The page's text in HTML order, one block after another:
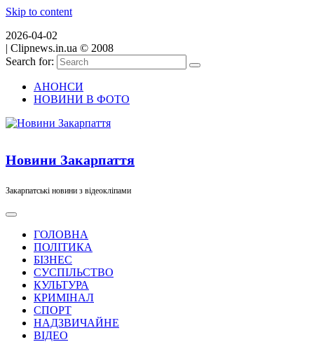
Skip to content
2026-04-02
| Clipnews.in.ua © 2008
Search for:
АНОНСИ
НОВИНИ В ФОТО
Новини Закарпаття
Закарпатські новини з відеокліпами
ГОЛОВНА
ПОЛІТИКА
БІЗНЕС
СУСПІЛЬСТВО
КУЛЬТУРА
КРИМІНАЛ
СПОРТ
НАДЗВИЧАЙНЕ
ВІДЕО